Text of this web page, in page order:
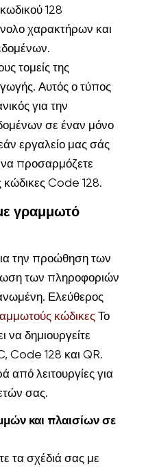
128
χαρακτήρων και
τομείς της
Αυτός ο τύπος
για την
σε έναν μόνο
εργαλείο μας σάς
να προσαρμόζετε
Code 128.
γραμμωτό
για την προώθηση των
των πληροφοριών
Ελεύθερος
κώδικες Το
να δημιουργείτε
Code 128 και QR.
από λειτουργίες για
σας.
και πλαισίων σε
τα σχέδιά σας με